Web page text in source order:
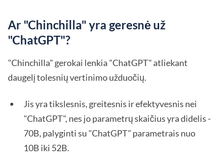
Ar "Chinchilla" yra geresnė už
"ChatGPT"?
"Chinchilla" gerokai lenkia "ChatGPT" atliekant
daugelį tolesnių vertinimo užduočių.
Jis yra tikslesnis, greitesnis ir efektyvesnis nei
"ChatGPT", nes jo parametrų skaičius yra didelis -
70B, palyginti su "ChatGPT" parametrais nuo
10B iki 52B.